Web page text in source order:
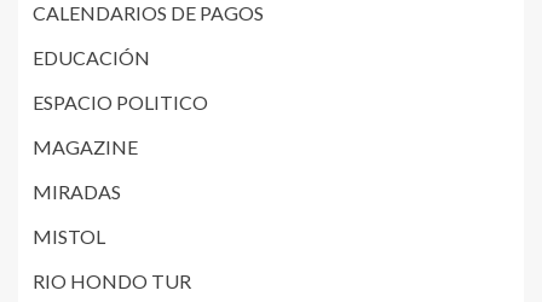
CALENDARIOS DE PAGOS
EDUCACIÓN
ESPACIO POLITICO
MAGAZINE
MIRADAS
MISTOL
RIO HONDO TUR